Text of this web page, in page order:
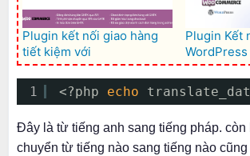
Plugin kết nối giao hàng
tiết kiệm với
Woocommerce – GHTK for
Woocommerce
Plugin Kết
WordPress
1 <?php echo
Đây là từ tiếng anh sang tiếng pháp. còn
chuyển từ tiếng nào sang tiếng nào